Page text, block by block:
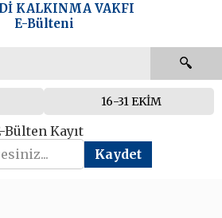
KALKINMA VAKFI
E-Bülteni
16-31 EKİM
Bülten Kayıt